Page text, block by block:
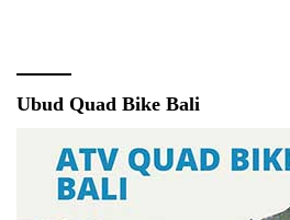
Ubud Quad Bike Bali